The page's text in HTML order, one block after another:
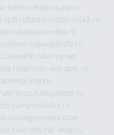
bella.rueugrus.pp.ru
bezmorchin.ru ia2.ru
kolosok-elita.ru
insiam.ruavegainfo.ru
vlast16.rukorru.net
lammin-suo.spb.ru
running-line.ru
rust-loco.rudugshop.ru
mymubaby.ru
rusgosnews.com
w-dev.ruf-ship.ru